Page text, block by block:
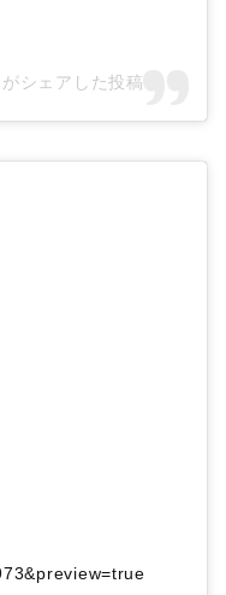
シェアした投稿